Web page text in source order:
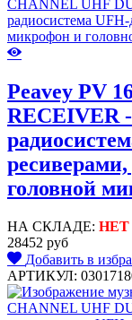
Peavey PV
RECEIVER
головной
НА СКЛАДЕ:
28452 руб
Добавить в
АРТИКУЛ: